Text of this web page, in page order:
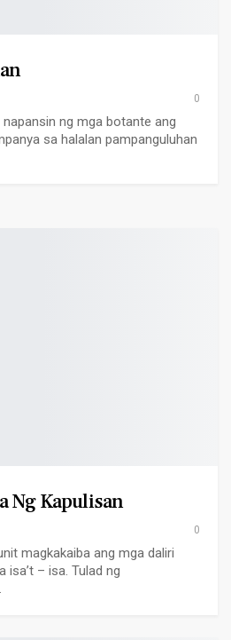
0
napansin ng mga botante ang
sa halalan pampanguluhan
Ng Kapulisan
0
magkakaiba ang mga daliri
isa’t – isa. Tulad ng